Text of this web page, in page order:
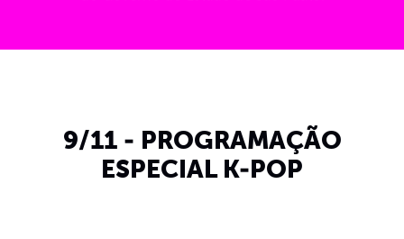
9/11 - PROGRAMAÇÃO
ESPECIAL K-POP